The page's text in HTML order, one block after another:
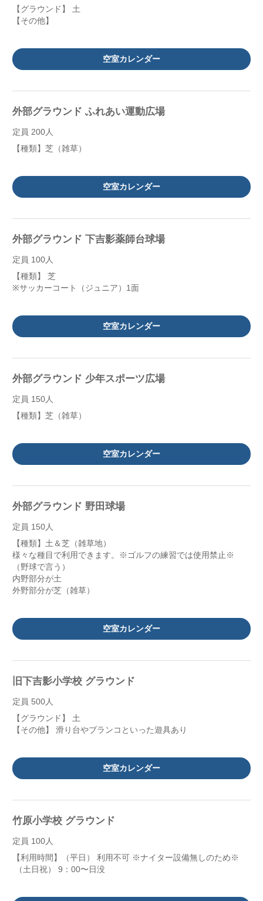
【グラウンド】 土
【その他】
空室カレンダー
外部グラウンド ふれあい運動広場
定員 200人
【種類】芝（雑草）
空室カレンダー
外部グラウンド 下吉影薬師台球場
定員 100人
【種類】 芝
※サッカーコート（ジュニア）1面
空室カレンダー
外部グラウンド 少年スポーツ広場
定員 150人
【種類】芝（雑草）
空室カレンダー
外部グラウンド 野田球場
定員 150人
【種類】土＆芝（雑草地）
様々な種目で利用できます。※ゴルフの練習では使用禁止※
（野球で言う）
内野部分が土
外野部分が芝（雑草）
空室カレンダー
旧下吉影小学校 グラウンド
定員 500人
【グラウンド】 土
【その他】 滑り台やブランコといった遊具あり
空室カレンダー
竹原小学校 グラウンド
定員 100人
【利用時間】（平日） 利用不可 ※ナイター設備無しのため※
（土日祝） 9：00〜日没